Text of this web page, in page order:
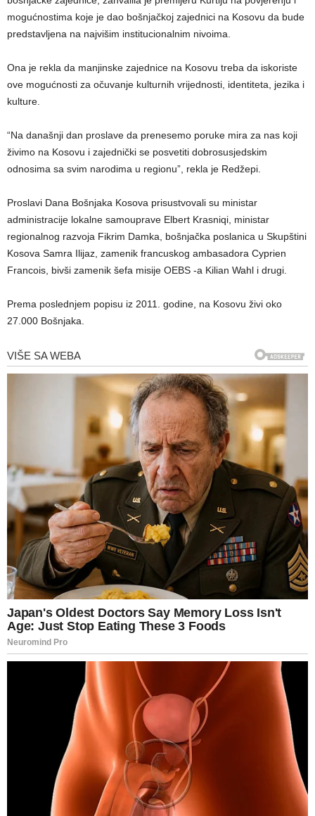
mogućnostima koje je dao bošnjačkoj zajednici na Kosovu da bude
predstavljena na najvišim institucionalnim nivoima.
Ona je rekla da manjinske zajednice na Kosovu treba da iskoriste
ove mogućnosti za očuvanje kulturnih vrijednosti, identiteta, jezika i
kulture.
“Na današnji dan proslave da prenesemo poruke mira za nas koji
živimo na Kosovu i zajednički se posvetiti dobrosusjedskim
odnosima sa svim narodima u regionu”, rekla je Redžepi.
Proslavi Dana Bošnjaka Kosova prisustvovali su ministar
administracije lokalne samouprave Elbert Krasniqi, ministar
regionalnog razvoja Fikrim Damka, bošnjačka poslanica u Skupštini
Kosova Samra Ilijaz, zamenik francuskog ambasadora Cyprien
Francois, bivši zamenik šefa misije OEBS -a Kilian Wahl i drugi.
Prema poslednjem popisu iz 2011. godine, na Kosovu živi oko
27.000 Bošnjaka.